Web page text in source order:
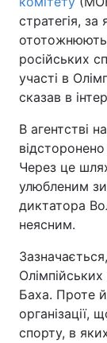
стратегія, за
російських
участі в
сказав в
В агентстві
Через це
улюбленим
диктатора
неясним.
Баха. Проте
спорту, в